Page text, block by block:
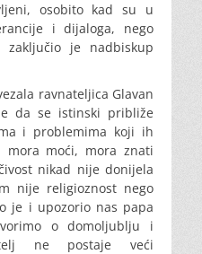
osobito kad su u
i dijaloga, nego
zaključio je nadbiskup
ravnateljica Glavan
da se istinski približe
i problemima koji ih
mora moći, mora znati
nikad nije donijela
nije religioznost nego
je i upozorio nas papa
o domoljublju i
ne postaje veći